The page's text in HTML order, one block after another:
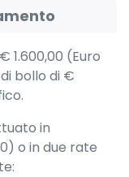
1.600,00 (Euro
bollo di €
in
o in due rate